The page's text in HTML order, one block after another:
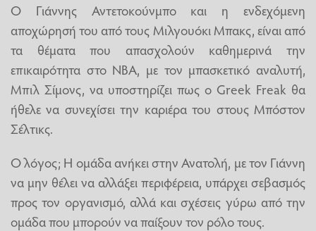
Ο Γιάννης Αντετοκούνμπο και η ενδεχόμενη
αποχώρησή του από τους Μιλγουόκι Μπακς, είναι από
τα θέματα που απασχολούν καθημερινά την
επικαιρότητα στο ΝΒΑ, με τον μπασκετικό αναλυτή,
Μπιλ Σίμονς, να υποστηρίζει πως ο Greek Freak θα
ήθελε να συνεχίσει την καριέρα του στους Μπόστον
Σέλτικς.
Ο λόγος; Η ομάδα ανήκει στην Ανατολή, με τον Γιάννη
να μην θέλει να αλλάξει περιφέρεια, υπάρχει σεβασμός
προς τον οργανισμό, αλλά και σχέσεις γύρω από την
ομάδα που μπορούν να παίξουν τον ρόλο τους.